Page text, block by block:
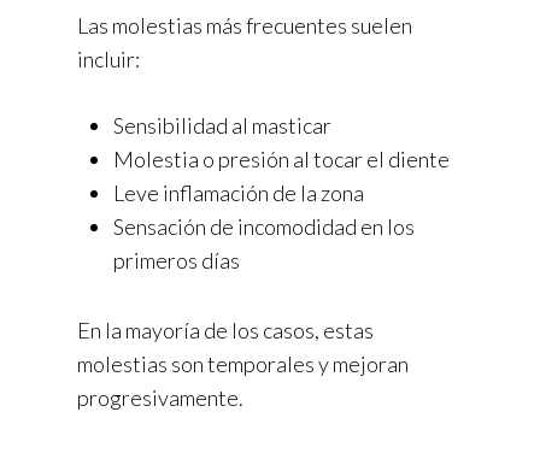
Las molestias más frecuentes suelen
incluir:
Sensibilidad al masticar
Molestia o presión al tocar el diente
Leve inflamación de la zona
Sensación de incomodidad en los
primeros días
En la mayoría de los casos, estas
molestias son temporales y mejoran
progresivamente.